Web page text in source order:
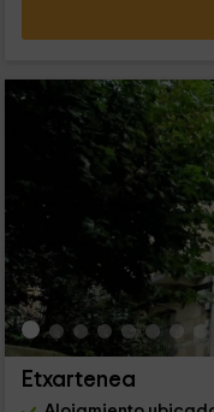
Etxartenea